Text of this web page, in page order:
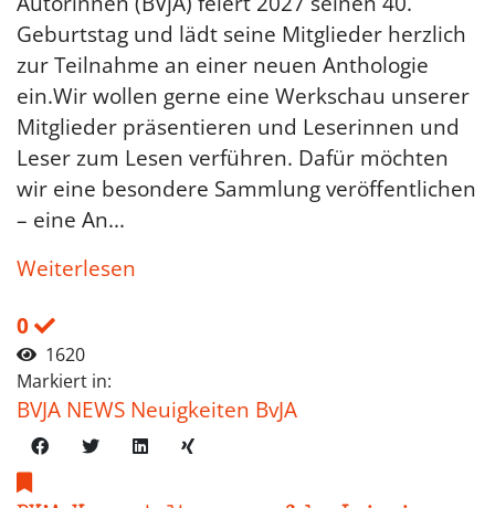
Geburtstag und lädt seine Mitglieder herzlich
zur Teilnahme an einer neuen Anthologie
ein.Wir wollen gerne eine Werkschau unserer
Mitglieder präsentieren und Leserinnen und
Leser zum Lesen verführen. Dafür möchten
wir eine besondere Sammlung veröffentlichen
– eine An...
Weiterlesen
0
1620
Markiert in:
BVJA NEWS Neuigkeiten BvJA